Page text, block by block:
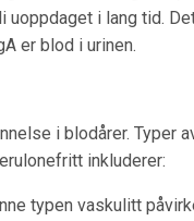
uoppdaget i lang tid.
er blod i urinen.
i blodårer. Typer
inkluderer:
typen vaskulitt